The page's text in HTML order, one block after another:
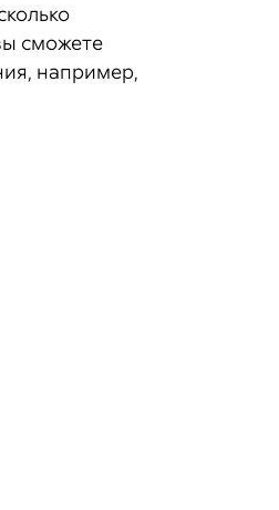
сможете
например,